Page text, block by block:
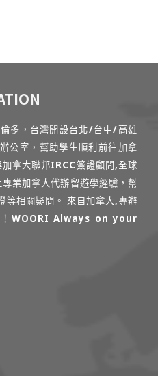
多，台灣開設台北/台中/高雄
公室，幫助學生順利前往加拿
拿大聯邦IRCC簽證顧問,全球
業加拿大代辦留遊學經驗，幫
等相關疑問。 來自加拿大,專辦
WOORI Always on your